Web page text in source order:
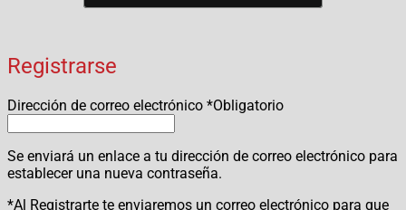
Registrarse
Dirección de correo electrónico *Obligatorio
Se enviará un enlace a tu dirección de correo electrónico para
establecer una nueva contraseña.
*Al Registrarte te enviaremos un correo electrónico para que